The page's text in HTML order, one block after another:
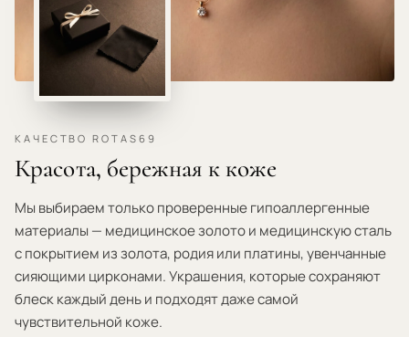
КАЧЕСТВО ROTAS69
Красота, бережная к коже
Мы выбираем только проверенные гипоаллергенные
материалы — медицинское золото и медицинскую сталь
с покрытием из золота, родия или платины, увенчанные
сияющими цирконами. Украшения, которые сохраняют
блеск каждый день и подходят даже самой
чувствительной коже.